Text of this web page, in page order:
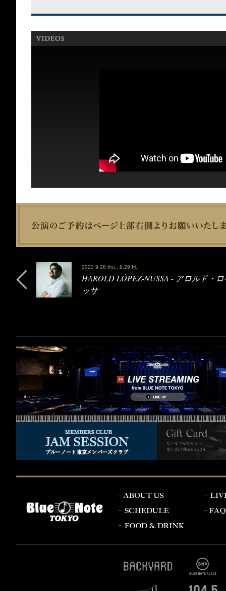
2023 9.28 thu., 9.29 fri.
HAROLD LÓPEZ-NUSSA - アロルド・
ッサ